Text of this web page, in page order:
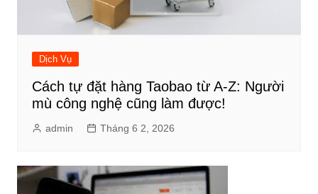
Dịch Vụ
Cách tự đặt hàng Taobao từ A-Z: Người
mù công nghệ cũng làm được!
admin Tháng 6 2, 2026